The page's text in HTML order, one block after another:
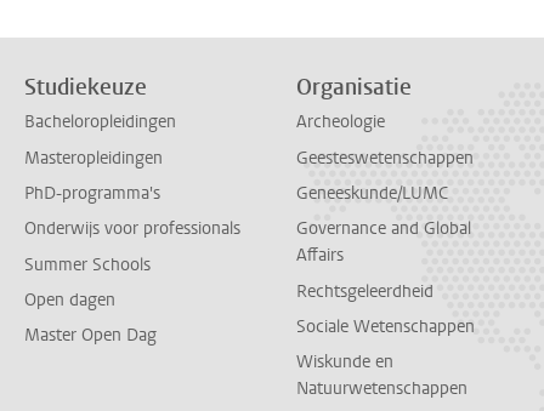
Studiekeuze
Bacheloropleidingen
Masteropleidingen
PhD-programma's
Onderwijs voor professionals
Summer Schools
Open dagen
Master Open Dag
Organisatie
Archeologie
Geesteswetenschappen
Geneeskunde/LUMC
Governance and Global
Affairs
Rechtsgeleerdheid
Sociale Wetenschappen
Wiskunde en
Natuurwetenschappen